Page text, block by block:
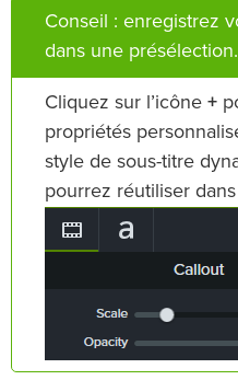
Conseil : enregistrez
dans une présélection.
Cliquez sur l’icône +
propriétés
style de sous-titre
pourrez réutiliser dans